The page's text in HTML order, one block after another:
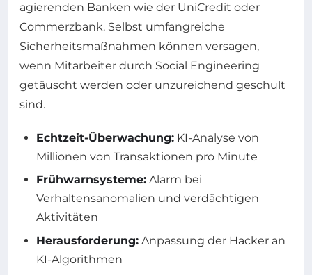
agierenden Banken wie der UniCredit oder
Commerzbank. Selbst umfangreiche
Sicherheitsmaßnahmen können versagen,
wenn Mitarbeiter durch Social Engineering
getäuscht werden oder unzureichend geschult
sind.
Echtzeit-Überwachung: KI-Analyse von
Millionen von Transaktionen pro Minute
Frühwarnsysteme: Alarm bei
Verhaltensanomalien und verdächtigen
Aktivitäten
Herausforderung: Anpassung der Hacker an
KI-Algorithmen